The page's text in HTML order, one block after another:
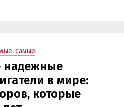
самые
надежные
в мире:
которые